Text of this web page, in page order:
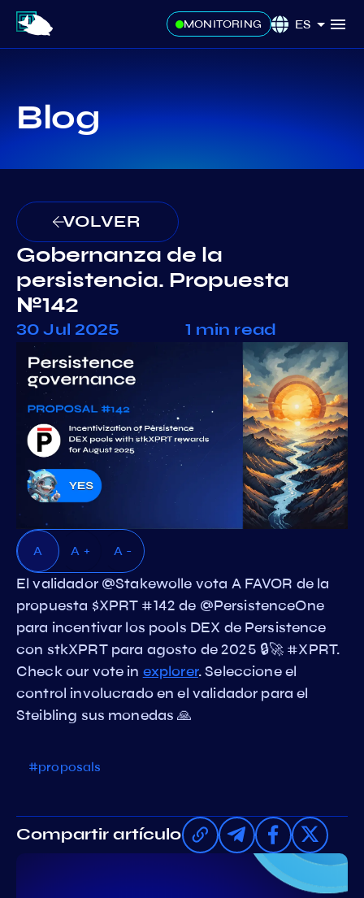
MONITORING ES
Blog
VOLVER
Gobernanza de la
persistencia. Propuesta
№142
30 Jul 2025 1 min read
A A + A -
El validador @Stakewolle vota A FAVOR de la
propuesta $XPRT #142 de @PersistenceOne
para incentivar los pools DEX de Persistence
con stkXPRT para agosto de 2025 🔒🚀 #XPRT.
Check our vote in explorer. Seleccione el
control involucrado en el validador para el
Steibling sus monedas 🙏
#proposals
Compartir artículo